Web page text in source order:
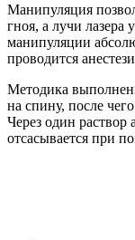
Манипуляция
гноя, а лучи лазера
манипуляции
проводится
Методика
на спину, после
Через один раствор
отсасывается при